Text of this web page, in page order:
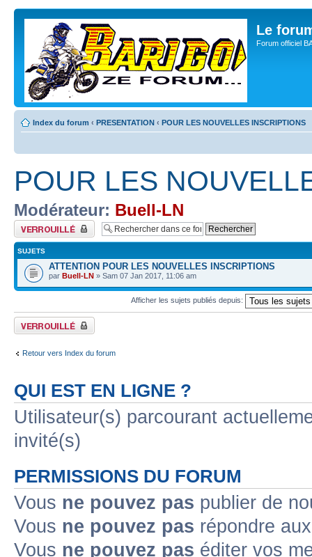
Le
Forum officiel
Index du forum ‹ PRESENTATION ‹ POUR LES NOUVELLES INSCRIPTIONS
POUR LES
Modérateur: Buell-LN
Forum verrouillé
SUJETS
ATTENTION POUR LES NOUVELLES INSCRIPTIONS
par Buell-LN » Sam 07 Jan 2017, 11:06 am
Afficher les sujets publiés depuis:
Forum verrouillé
Retour vers Index du forum
QUI EST EN LIGNE ?
Utilisateur(s) parcourant
invité(s)
PERMISSIONS DU FORUM
Vous ne pouvez pas publier de
Vous ne pouvez pas répondre
Vous ne pouvez pas éditer vos